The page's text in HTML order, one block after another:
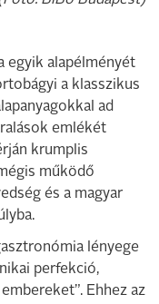
egyik alapélményét
a klasszikus
ad
emlékét
krumplis
működő
és a magyar
lényege
perfekció,
Ehhez az